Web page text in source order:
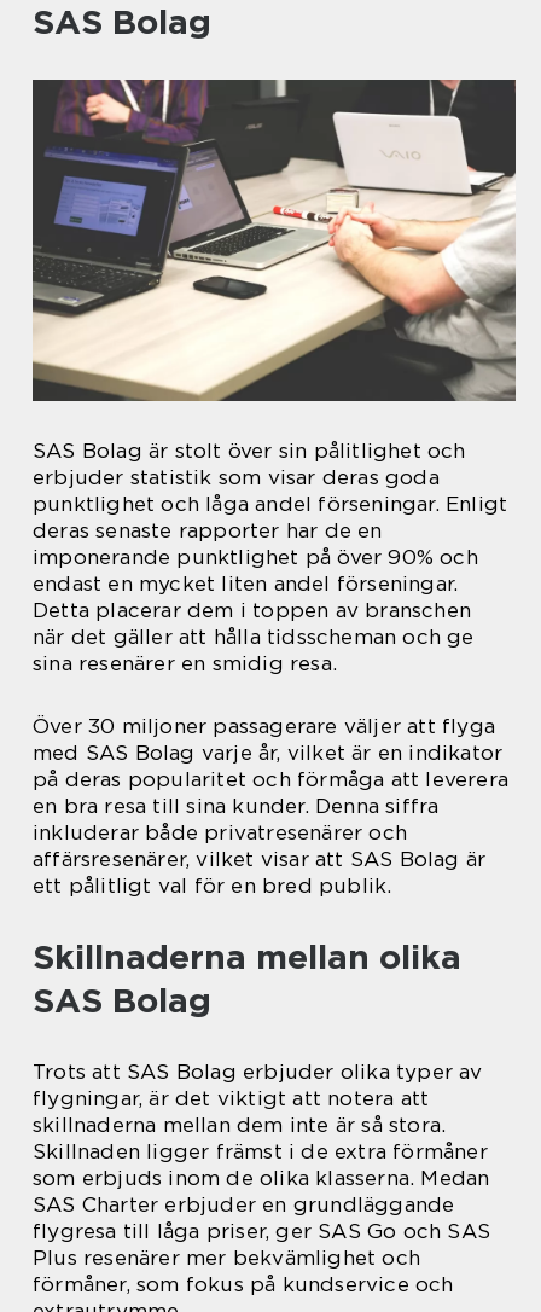
SAS Bolag
SAS Bolag är stolt över sin pålitlighet och
erbjuder statistik som visar deras goda
punktlighet och låga andel förseningar. Enligt
deras senaste rapporter har de en
imponerande punktlighet på över 90% och
endast en mycket liten andel förseningar.
Detta placerar dem i toppen av branschen
när det gäller att hålla tidsscheman och ge
sina resenärer en smidig resa.
Över 30 miljoner passagerare väljer att flyga
med SAS Bolag varje år, vilket är en indikator
på deras popularitet och förmåga att leverera
en bra resa till sina kunder. Denna siffra
inkluderar både privatresenärer och
affärsresenärer, vilket visar att SAS Bolag är
ett pålitligt val för en bred publik.
Skillnaderna mellan olika
SAS Bolag
Trots att SAS Bolag erbjuder olika typer av
flygningar, är det viktigt att notera att
skillnaderna mellan dem inte är så stora.
Skillnaden ligger främst i de extra förmåner
som erbjuds inom de olika klasserna. Medan
SAS Charter erbjuder en grundläggande
flygresa till låga priser, ger SAS Go och SAS
Plus resenärer mer bekvämlighet och
förmåner, som fokus på kundservice och